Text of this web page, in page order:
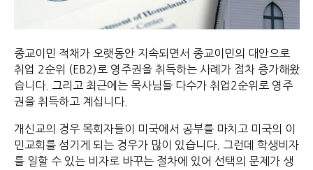
종교이민 적채가 오랫동안 지속되면서 종교이민의 대안으로
취업 2순위 (EB2)로 영주권을 취득하는 사례가 점차 증가해왔
습니다. 그리고 최근에는 목사님들 다수가 취업2순위로 영주
권을 취득하고 계십니다.
개신교의 경우 목회자들이 미국에서 공부를 마치고 미국의 이
민교회를 섬기게 되는 경우가 많이 있습니다. 그런데 학생비자
를 일할 수 있는 비자로 바꾸는 절차에 있어 선택의 문제가 생